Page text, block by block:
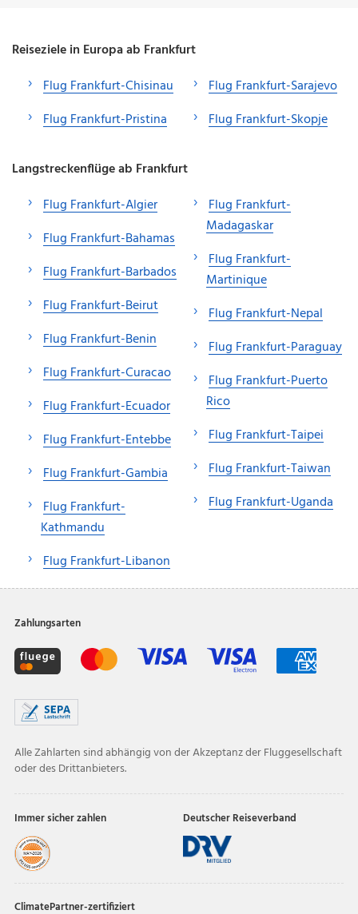
Reiseziele in Europa ab Frankfurt
Flug Frankfurt-Chisinau
Flug Frankfurt-Pristina
Flug Frankfurt-Sarajevo
Flug Frankfurt-Skopje
Langstreckenflüge ab Frankfurt
Flug Frankfurt-Algier
Flug Frankfurt-Bahamas
Flug Frankfurt-Barbados
Flug Frankfurt-Beirut
Flug Frankfurt-Benin
Flug Frankfurt-Curacao
Flug Frankfurt-Ecuador
Flug Frankfurt-Entebbe
Flug Frankfurt-Gambia
Flug Frankfurt-
Kathmandu
Flug Frankfurt-Libanon
Flug Frankfurt-
Madagaskar
Flug Frankfurt-
Martinique
Flug Frankfurt-Nepal
Flug Frankfurt-Paraguay
Flug Frankfurt-Puerto
Rico
Flug Frankfurt-Taipei
Flug Frankfurt-Taiwan
Flug Frankfurt-Uganda